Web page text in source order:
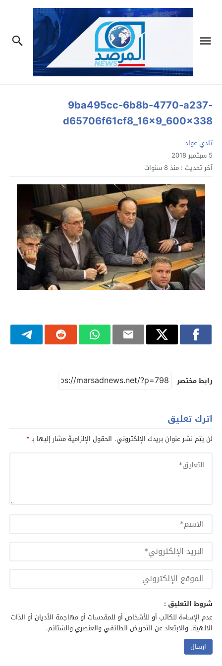
9ba495cc-6b8b-4770-a237-
d65706f61cf8_16x9_600x338
تادي عواد
5 سبتمبر 2018
آخر تحديث : منذ 8 سنوات
رابط مختصر
اترك تعليق
لن يتم نشر عنوان بريدك الإلكتروني. الحقول الإلزامية مشار إليها بـ*
شروط التعليق :
عدم الإساءة للكاتب أو للأشخاص أو للمقدسات أو مهاجمة الأديان أو الذات
الالهية. والابتعاد عن التحريض الطائفي والعنصري والشتائم.